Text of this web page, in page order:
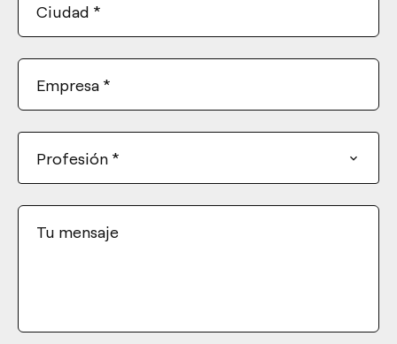
Ciudad *
Empresa *
Profesión *
Tu mensaje